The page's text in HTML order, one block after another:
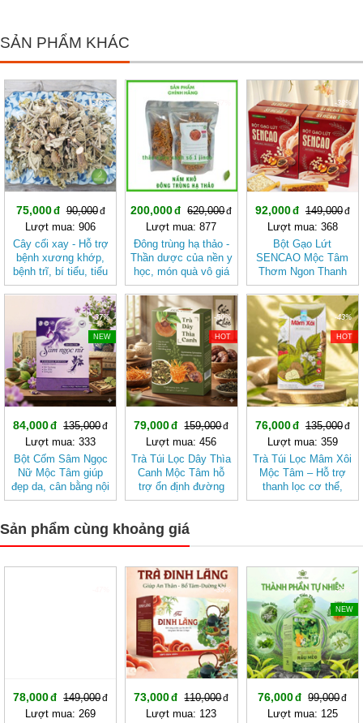
SẢN PHẨM KHÁC
-16%
75,000
90,000
Lượt mua: 906
Cây cối xay - Hỗ trợ
bệnh xương khớp,
bệnh trĩ, bí tiểu, tiểu
buốt cực hiệu quả
JD234 caycoixay
-67%
200,000
620,000
Lượt mua: 877
Đông trùng hạ thảo -
Thần dược của nền y
học, món quà vô giá
đối với sức khỏe con
người JD235
dongtrunghathao
-38%
92,000
149,000
Lượt mua: 368
Bột Gạo Lứt
SENCAO Mộc Tâm
Thơm Ngon Thanh
Nhẹ, Phù Hợp Ăn
Kiêng
-37%
NEW
84,000
135,000
Lượt mua: 333
Bột Cốm Sâm Ngọc
Nữ Mộc Tâm giúp
đẹp da, cân bằng nội
tiết tố nữ
-50%
HOT
79,000
159,000
Lượt mua: 456
Trà Túi Lọc Dây Thìa
Canh Mộc Tâm hỗ
trợ ổn định đường
huyết
-43%
HOT
76,000
135,000
Lượt mua: 359
Trà Túi Lọc Mâm Xôi
Mộc Tâm – Hỗ trợ
thanh lọc cơ thể,
mang lại cảm giác
Sản phẩm cùng khoảng giá
78,000
149,000
Lượt mua: 269
-33%
73,000
110,000
Lượt mua: 123
-23%
NEW
76,000
99,000
Lượt mua: 125